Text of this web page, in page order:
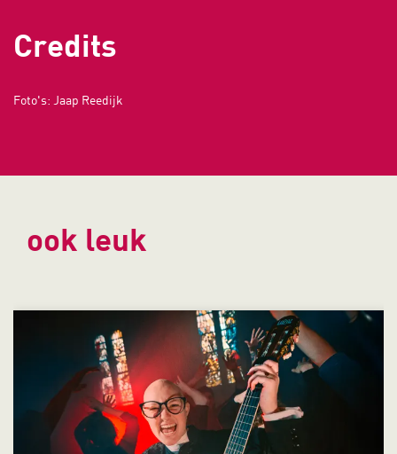
Credits
Foto's: Jaap Reedijk
ook leuk